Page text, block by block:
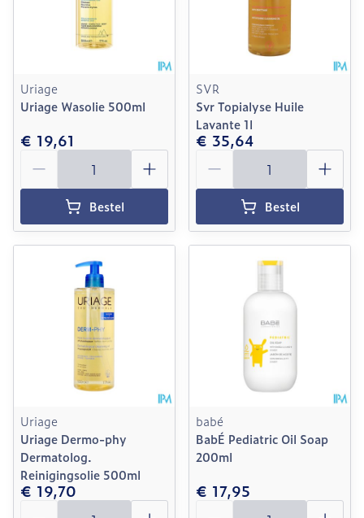
Uriage
Uriage Wasolie 500ml
€ 19,61
Aantal
Bestel
SVR
Svr Topialyse Huile
Lavante 1l
€ 35,64
Aantal
Bestel
Uriage
Uriage Dermo-phy
Dermatolog.
Reinigingsolie 500ml
€ 19,70
Aantal
babé
BabÉ Pediatric Oil Soap
200ml
€ 17,95
Aantal